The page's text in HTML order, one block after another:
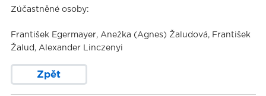
Zúčastněné osoby:
František Egermayer, Anežka (Agnes) Žaludová, František
Žalud, Alexander Linczenyi
Zpět